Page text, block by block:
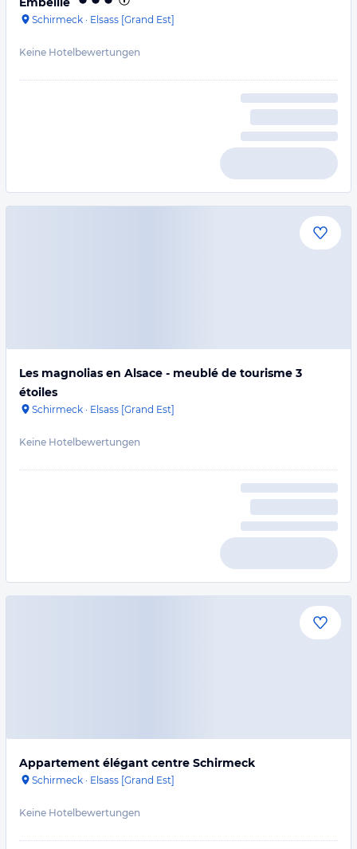
Schirmeck · Elsass [Grand Est]
Keine Hotelbewertungen
Les magnolias en Alsace - meublé de tourisme 3
étoiles
Schirmeck · Elsass [Grand Est]
Keine Hotelbewertungen
Appartement élégant centre Schirmeck
Schirmeck · Elsass [Grand Est]
Keine Hotelbewertungen